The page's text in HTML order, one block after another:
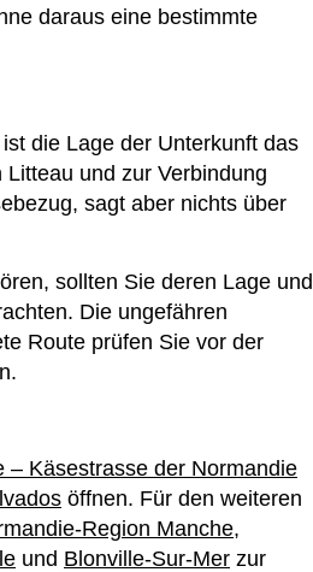
daraus eine bestimmte
die Lage der Unterkunft das
und zur Verbindung
sagt aber nichts über
sollten Sie deren Lage und
Die ungefähren
Route prüfen Sie vor der
– Käsestrasse der Normandie
öffnen. Für den weiteren
Region Manche,
und Blonville-Sur-Mer zur